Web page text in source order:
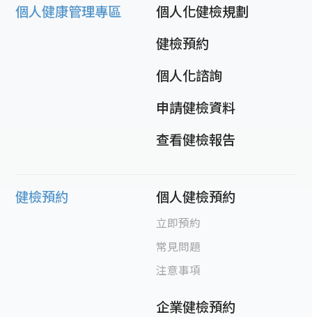
個人健康管理專區
個人化健檢規劃
健檢預約
個人化諮詢
申請健檢資料
查看健檢報告
健檢預約 個人健檢預約
立即預約
常見問題
注意事項
企業健檢預約